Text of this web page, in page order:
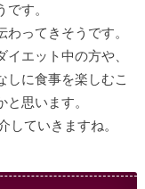
す。
ってきそうです。
エット中の方や、
しに食事を楽しむこ
思います。
ていきますね。